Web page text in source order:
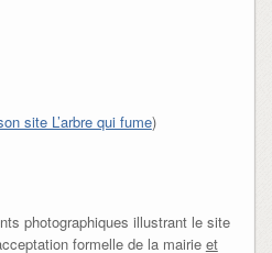
site L’arbre qui fume)
photographiques illustrant le site
formelle de la mairie et